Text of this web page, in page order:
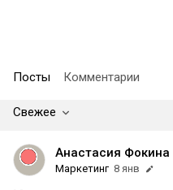
Посты Комментарии
Свежее
Анастасия Фокина
Маркетинг 8 янв